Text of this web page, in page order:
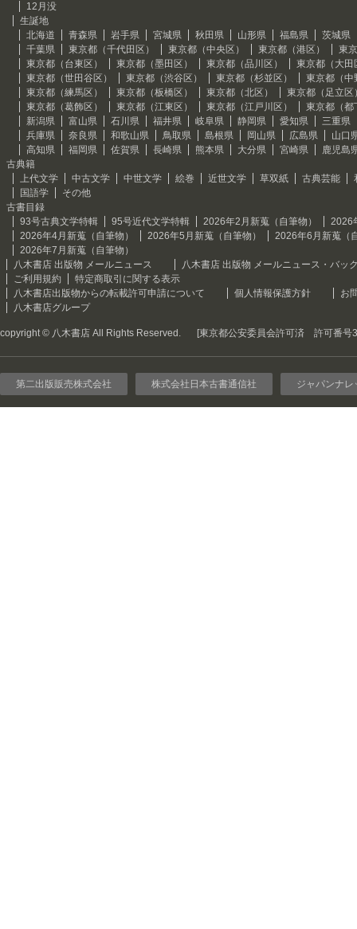
12月没
生誕地
北海道
青森県 岩手県 宮城県 秋田県 山形県 福島県
茨城県
千葉県
東京都（千代田区） 東京都（中央区） 東京都（港区）
東
東京都（台東区）
東京都（墨田区） 東京都（品川区）
東京都（大田
東京都（世田谷区）
東京都（渋谷区） 東京都（杉並区）
東京都（中
東京都（練馬区）
東京都（板橋区） 東京都（北区）
東京都（足立区
東京都（葛飾区）
東京都（江東区） 東京都（江戸川区）
東京都（都
新潟県
富山県 石川県 福井県 岐阜県 静岡県 愛知県
三重県
兵庫県
奈良県 和歌山県 鳥取県 島根県 岡山県 広島県
山口
高知県
福岡県 佐賀県 長崎県 熊本県 大分県 宮崎県
鹿児島
古典籍
上代文学
中古文学 中世文学 絵巻 近世文学 草双紙 古典芸能
国語学
その他
古書目録
93号古典文学特輯
95号近代文学特輯 2026年2月新蒐（自筆物）
2026
2026年4月新蒐（自筆物）
2026年5月新蒐（自筆物）
2026年6月新蒐（
2026年7月新蒐（自筆物）
八木書店 出版物 メールニュース
八木書店 出版物 メールニュース・バッ
ご利用規約
特定商取引に関する表示
八木書店出版物からの転載許可申請について
個人情報保護方針
お
八木書店グループ
copyright © 八木書店 All Rights Reserved. [東京都公安委員会許可済 許可番号
第二出版販売株式会社 株式会社日本古書通信社 ジャパンナレ